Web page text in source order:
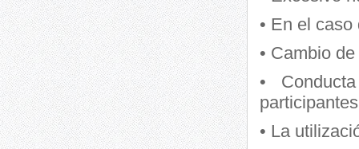
• En el
• Cambio
•
• La